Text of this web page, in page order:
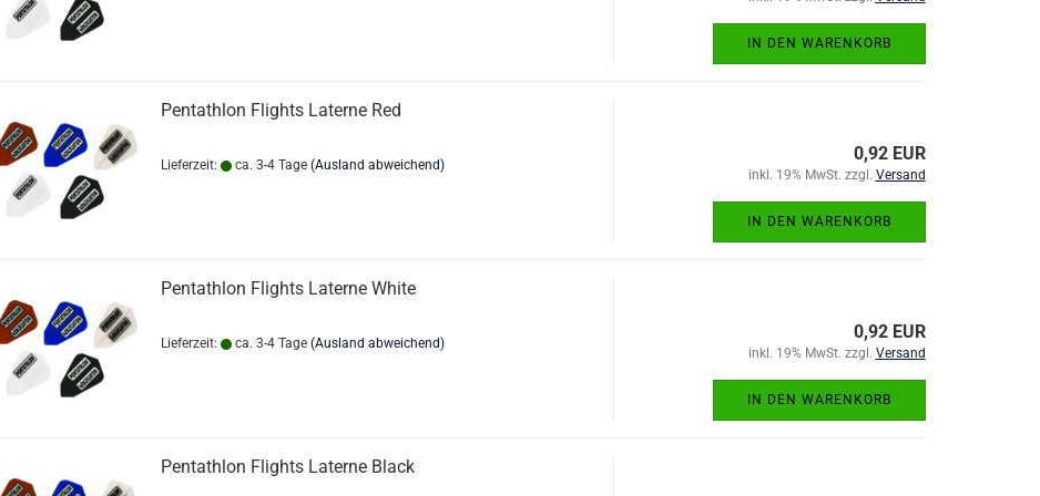
IN DEN WARENKORB
Pentathlon Flights Laterne Red
Lieferzeit: ca. 3-4 Tage (Ausland abweichend)
0,92 EUR
inkl. 19% MwSt. zzgl. Versand
IN DEN WARENKORB
Pentathlon Flights Laterne White
Lieferzeit: ca. 3-4 Tage (Ausland abweichend)
0,92 EUR
inkl. 19% MwSt. zzgl. Versand
IN DEN WARENKORB
Pentathlon Flights Laterne Black